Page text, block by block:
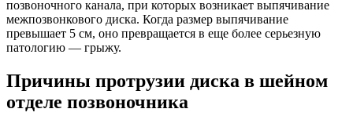
позвоночного канала, при которых возникает выпячивание
межпозвонкового диска. Когда размер выпячивание
превышает 5 см, оно превращается в еще более серьезную
патологию — грыжу.
Причины протрузии диска в шейном
отделе позвоночника